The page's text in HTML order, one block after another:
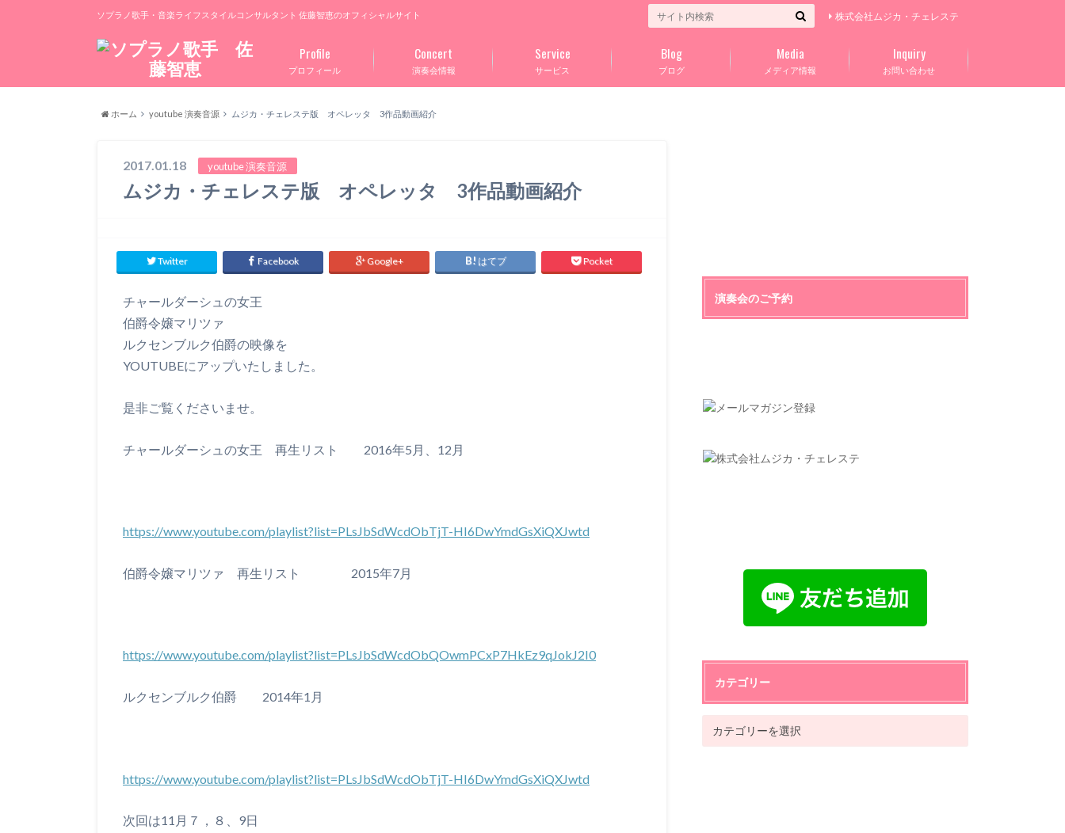
ソプラノ歌手・音楽ライフスタイルコンサルタント 佐藤智恵のオフィシャルサイト 株式会社ムジカ・チェレステ
プロフィール
Profile
演奏会情報
Concert
サービス
Service
ブログ
Blog
メディア情報
Media
お問い合わせ
Inquiry
ホーム youtube 演奏音源 ムジカ・チェレステ版 オペレッタ 3作品動画紹介
2017.01.18 youtube 演奏音源
ムジカ・チェレステ版 オペレッタ 3作品動画紹介
Twitter Facebook Google+ はてブ Pocket
チャールダーシュの女王
伯爵令嬢マリツァ
ルクセンブルク伯爵の映像を
YOUTUBEにアップいたしました。
是非ご覧くださいませ。
チャールダーシュの女王 再生リスト 2016年5月、12月
https://www.youtube.com/playlist?list=PLsJbSdWcdObTjT-HI6DwYmdGsXiQXJwtd
伯爵令嬢マリツァ 再生リスト 2015年7月
https://www.youtube.com/playlist?list=PLsJbSdWcdObQOwmPCxP7HkEz9qJokJ2I0
ルクセンブルク伯爵 2014年1月
https://www.youtube.com/playlist?list=PLsJbSdWcdObTjT-HI6DwYmdGsXiQXJwtd
次回は11月７，８、9日
演奏会のご予約
カテゴリー